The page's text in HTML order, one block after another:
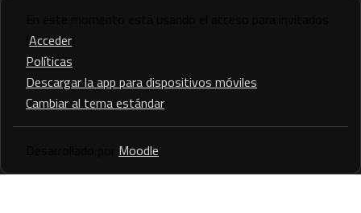
Acceder
Políticas
Descargar la app para dispositivos móviles
Cambiar al tema estándar
Moodle